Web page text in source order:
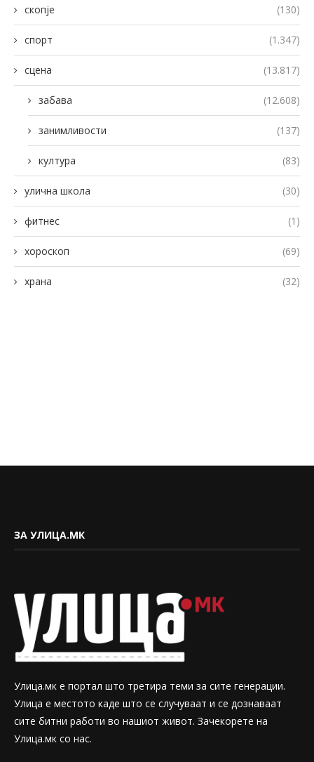
скопје (130)
спорт (1.347)
сцена (13.817)
забава (12.608)
занимливости (137)
култура (83)
улична школа (30)
фитнес (1)
хороскоп (69)
храна (32)
ЗА УЛИЦА.МК
Улица.мк е портал што третира теми за сите генерации.
Улица е местото каде што се случуваат и се дознаваат
сите битни работи во нашиот живот. Зачекорете на
Улица.мк со нас.